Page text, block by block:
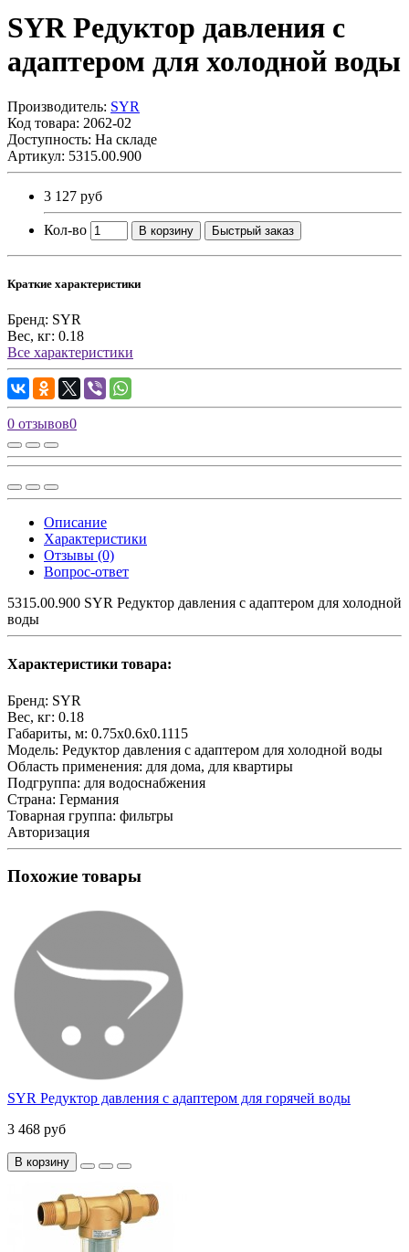
SYR Редуктор давления с
адаптером для холодной воды
Производитель: SYR
Код товара: 2062-02
Доступность: На складе
Артикул: 5315.00.900
3 127 руб
Кол-во В корзину Быстрый заказ
Краткие характеристики
Бренд: SYR
Вес, кг: 0.18
Все характеристики
0 отзывов0
Описание
Характеристики
Отзывы (0)
Вопрос-ответ
5315.00.900 SYR Редуктор давления с адаптером для холодной
воды
Характеристики товара:
Бренд: SYR
Вес, кг: 0.18
Габариты, м: 0.75x0.6x0.1115
Модель: Редуктор давления с адаптером для холодной воды
Область применения: для дома, для квартиры
Подгруппа: для водоснабжения
Страна: Германия
Товарная группа: фильтры
Авторизация
Похожие товары
SYR Редуктор давления с адаптером для горячей воды
3 468 руб
В корзину